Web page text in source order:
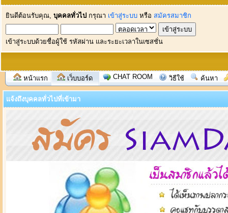
ยินดีต้อนรับคุณ, บุคคลทั่วไป กรุณา เข้าสู่ระบบ หรือ สมัครสมาชิก
เข้าสู่ระบบด้วยชื่อผู้ใช้ รหัสผ่าน และระยะเวลาในเซสชั่น
หน้าแรก เว็บบอร์ด CHAT ROOM วิธีใช้ ค้นหา
แจ้งถึงบุคคลทั่วไปที่เข้ามา